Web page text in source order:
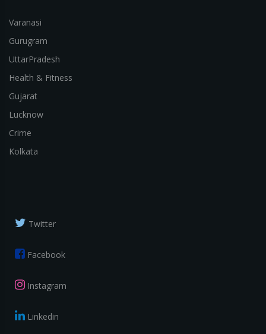
Varanasi
Gurugram
UttarPradesh
Health & Fitness
Gujarat
Lucknow
Crime
Kolkata
Twitter
Facebook
Instagram
Linkedin